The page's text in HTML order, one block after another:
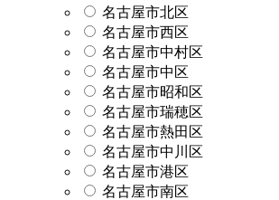
名古屋市北区
名古屋市西区
名古屋市中村区
名古屋市中区
名古屋市昭和区
名古屋市瑞穂区
名古屋市熱田区
名古屋市中川区
名古屋市港区
名古屋市南区